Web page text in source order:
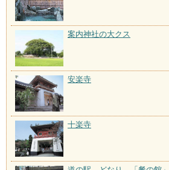
案内神社の大クス
安楽寺
十楽寺